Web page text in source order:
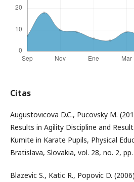
Citas
Augustovicova D.C., Pucovsky M.
Results in Agility Discipline and
Kumite in Karate Pupils, Physical
Bratislava, Slovakia, vol. 28, no. 2,
Blazevic S., Katic R., Popovic D.